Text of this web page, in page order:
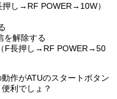
し→RF POWER→10W）
を解除する
F長押し→RF POWER→50
作がATUのスタートボタン
利でしょ？